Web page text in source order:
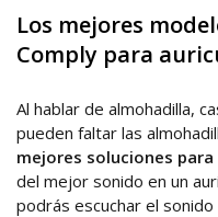
calidad, como las
esta sección de nuestra
que se especializa en la
gran variedad de
acuerdo a las
Los mejores
Comply para
Al hablar de almohadilla,
pueden faltar las
mejores soluciones
del mejor sonido en un
podrás escuchar el